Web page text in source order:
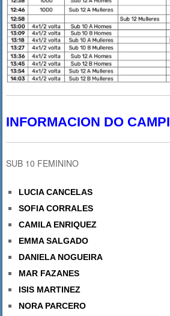
INFORMACION DO
SUB 10 FEMININO
LUCIA CANCELAS
SOFIA CORRALES
CAMILA ENRIQUEZ
EMMA SALGADO
DANIELA NOGUEIRA
MAR FAZANES
ISIS MARTINEZ
NORA PARCERO